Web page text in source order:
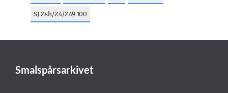
SJ Zsh/Z4/Z49 100
Smalspårsarkivet